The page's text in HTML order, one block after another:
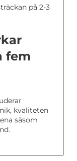
på 2-3
fem
kvaliteten
såsom